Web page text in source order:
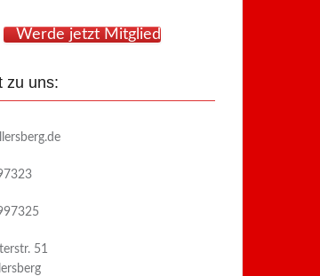
Werde jetzt Mitglied
zu uns:
51